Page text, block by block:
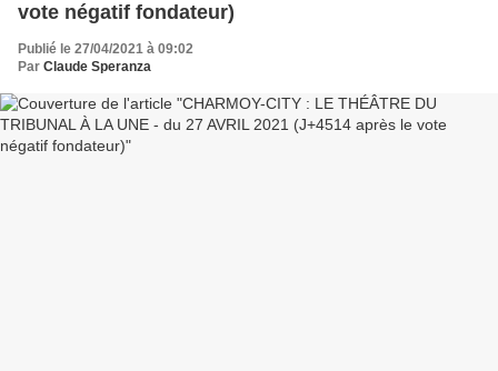
vote négatif fondateur)
Publié le 27/04/2021 à 09:02
Par Claude Speranza